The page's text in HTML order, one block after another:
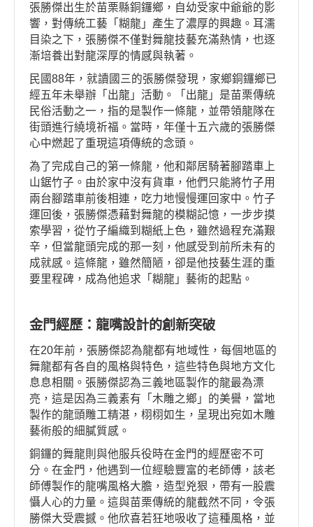
張勝傑出生於苗栗縣銅鑼鄉，自幼受家中爺爺的影
響，對傳統工藝「糊龍」產生了濃厚的興趣。耳濡
目染之下，張勝傑不僅對舞龍技藝充滿熱情，也逐
漸培養出對龍深厚的情感與執著。
民國88年，就讀國三的張勝傑發現，家鄉銅鑼鄉已
經五年未舉辦「出龍」活動。「出龍」是苗栗傳統
民俗活動之一，指的是製作一條龍，並帶領龍隊在
街頭進行繞境祈福。當時，年僅十五六歲的張勝傑
心中燃起了重現這項傳統的念頭。
為了完成自己的第一條龍，他和鄰居騎著腳踏車上
山鋸竹子。由於家中沒有貨車，他們只能將竹子用
兩台腳踏車前後相連，吃力地慢慢運回家中。竹子
運回後，張勝傑憑藉對舞龍的模糊記憶，一步步摸
索學習，從竹子編織到糊紙上色，雖然過程充滿艱
辛，但當龍頭完成的那一刻，他感受到前所未有的
成就感。這條龍，雖然簡陋，卻是他技藝生涯的重
要里程碑，成為他追求「糊龍」藝術的起點。
金門經歷：龍嘴設計的創新突破
在20年前，張勝傑認為龍都有地域性，每個地區的
舞龍都有各自的風格與特色，這些特色與地方文化
息息相關。張勝傑認為三義地區製作的龍最為漂
亮，這是因為三義素有「木雕之鄉」的美譽，當地
製作的龍頭雕工精湛，栩栩如生，呈現出宛如木雕
藝術般的細膩質感。
銅鑼的舞龍則與他服兵役時在金門的經歷密不可
分。在金門，他遇到一位經驗豐富的老師傅，該老
師傅製作的龍嘴風格大膽，造型兇狠，帶有一股震
懾人心的力量。這與苗栗傳統的龍截然不同，令張
勝傑大受震撼。他欣喜若狂地吸收了這種風格，並